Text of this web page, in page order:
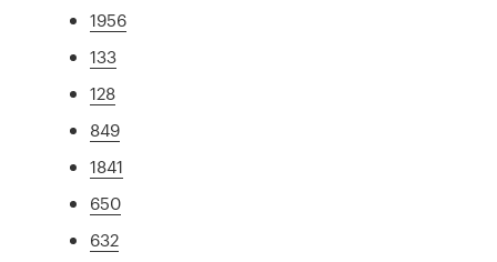
1956
133
128
849
1841
650
632